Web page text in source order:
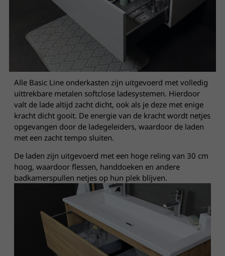
Alle Basic Line onderkasten zijn uitgevoerd met volledig
uittrekbare metalen softclose ladesystemen. Hierdoor
valt de lade altijd zacht dicht, ook als je deze met enige
kracht dicht gooit. De energie van de kracht wordt netjes
opgevangen door de ladegeleiders, waardoor de laden
met een zacht tempo sluiten.
De laden zijn uitgevoerd met een hoge reling van 30 cm
hoog, waardoor flessen, handdoeken en andere
badkamerspullen netjes op hun plek blijven.